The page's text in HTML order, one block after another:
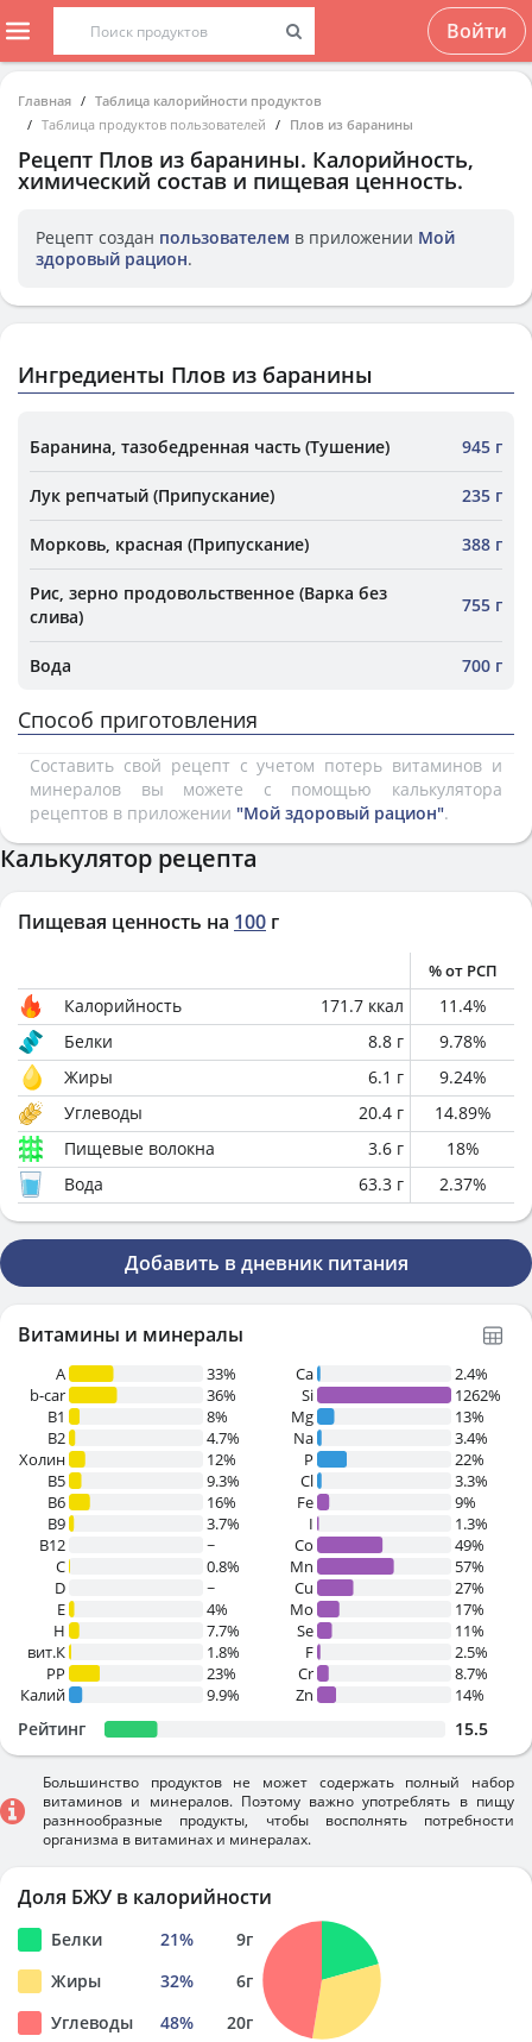
Войти
Главная
Таблица калорийности продуктов
Таблица продуктов пользователей
Плов из баранины
Рецепт Плов из баранины. Калорийность,
химический состав и пищевая ценность.
Рецепт создан пользователем в приложении Мой
здоровый рацион.
Ингредиенты Плов из баранины
Баранина, тазобедренная часть (Тушение) 945 г
Лук репчатый (Припускание) 235 г
Морковь, красная (Припускание) 388 г
Рис, зерно продовольственное (Варка без
слива)
755 г
Вода 700 г
Способ приготовления
Составить свой рецепт с учетом потерь витаминов и
минералов вы можете с помощью калькулятора
рецептов в приложении "Мой здоровый рацион".
Калькулятор рецепта
Пищевая ценность на 100 г
% от РСП
Калорийность 171.7 ккал 11.4%
Белки
8.8 г 9.78%
Жиры
6.1 г 9.24%
Углеводы
20.4 г 14.89%
Пищевые волокна
3.6 г 18%
Вода
63.3 г 2.37%
Добавить в дневник питания
Витамины и минералы
A
33%
b-car
36%
В1
8%
B2
4.7%
Холин
12%
B5
9.3%
B6
16%
B9
3.7%
B12
~
C
0.8%
D
~
E
4%
H
7.7%
вит.К
1.8%
PP
23%
Калий
9.9%
Ca
2.4%
Si
1262%
Mg
13%
Na
3.4%
P
22%
Cl
3.3%
Fe
9%
I
1.3%
Co
49%
Mn
57%
Cu
27%
Mo
17%
Se
11%
F
2.5%
Cr
8.7%
Zn
14%
Рейтинг 15.5
Большинство продуктов не может содержать полный набор
витаминов и минералов. Поэтому важно употреблять в пищу
разннообразные продукты, чтобы восполнять потребности
организма в витаминах и минералах.
Доля БЖУ в калорийности
Белки 21% 9г
Жиры
32% 6г
Углеводы
48% 20г